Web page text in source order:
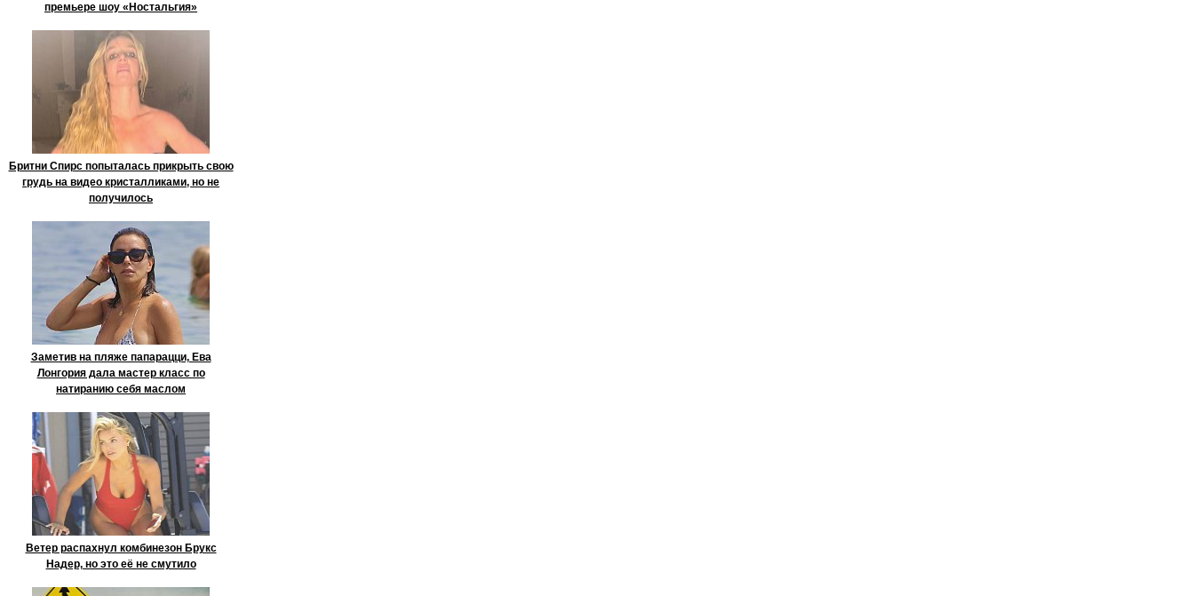
премьере шоу «Ностальгия»
Бритни Спирс попыталась прикрыть свою
грудь на видео кристалликами, но не
получилось
Заметив на пляже папарацци, Ева
Лонгория дала мастер класс по
натиранию себя маслом
Ветер распахнул комбинезон Брукс
Надер, но это её не смутило